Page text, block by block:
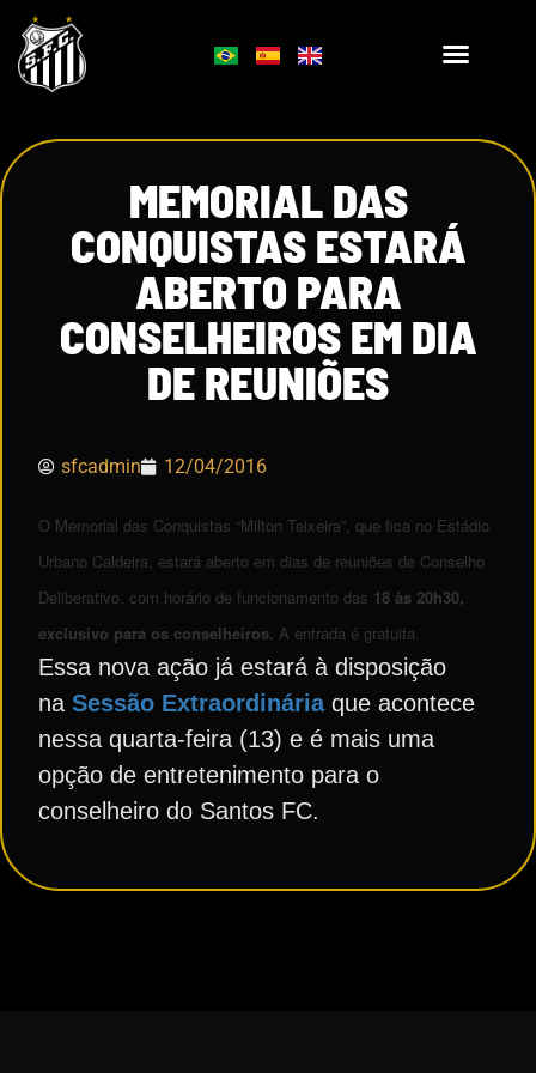
MEMORIAL DAS
CONQUISTAS ESTARÁ
ABERTO PARA
CONSELHEIROS EM DIA
DE REUNIÕES
sfcadmin 12/04/2016
O Memorial das Conquistas “Milton Teixeira”, que fica no Estádio
Urbano Caldeira, estará aberto em dias de reuniões de Conselho
Deliberativo, com horário de funcionamento das 18 às 20h30,
exclusivo para os conselheiros. A entrada é gratuita.
Essa nova ação já estará à disposição
na Sessão Extraordinária que acontece
nessa quarta-feira (13) e é mais uma
opção de entretenimento para o
conselheiro do Santos FC.